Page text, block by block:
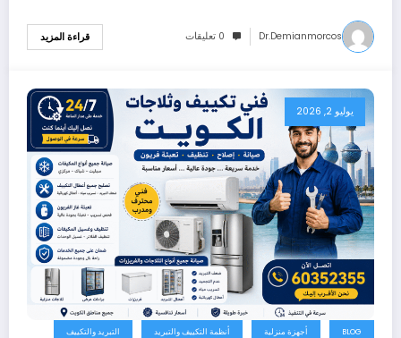
Dr.demianmorcos 0 تعليقات قراءة المزيد
يوليو 2, 2026
BLOG أجهزة منزلية أنظمة التكييف والتبريد التبريد والتكييف